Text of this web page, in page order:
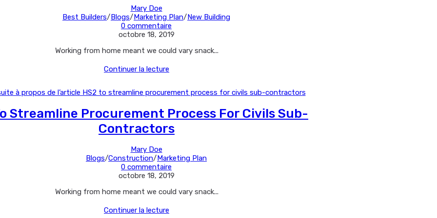
2026
Auteur/autrice
de
la
publication :
Mary Doe
Post
Best Builders/Blogs/Marketing Plan/New Building
Commentaires
de
publication :
0 commentaire
Dernière
de
publication :
octobre 18, 2019
Working from home meant we could vary snack...
Continuer la lecture
Proves
Good
Design
Can
Test
Of
Time
Streamline Procurement Process For Civils Sub-
Contractors
Auteur/autrice
de
la
publication :
Mary Doe
Post
Blogs/Construction/ Marketing Plan
Commentaires
de
publication :
0 commentaire
Dernière
de
publication :
octobre 18, 2019
Working from home meant we could vary snack...
Continuer la lecture